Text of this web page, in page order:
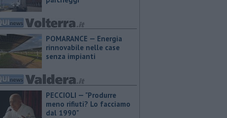
POMARANCE — Energia
rinnovabile nelle case
senza impianti
PECCIOLI — "Produrre
meno rifiuti? Lo facciamo
dal 1990"